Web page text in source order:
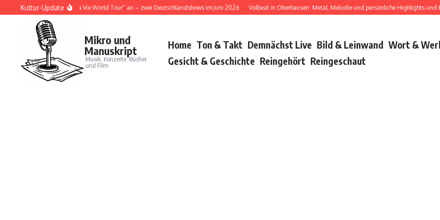
Zum Inhalt springen
Kultur-Update
Cat kündigt „Tour Ma Vie World Tour“ an – zwei Deutschlandshows im Juni 2026 Volbeat in Oberhausen: Metal, Melodie und persönliche Highlights und Bush
Mikro und
Manuskript
Musik, Konzerte, Bücher
und Film
Home Ton & Takt Demnächst Live Bild & Leinwand Wort &
Gesicht & Geschichte Reingehört Reingeschaut